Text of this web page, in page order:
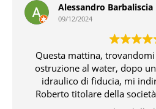
Alessandro Barbaliscia
09/12/2024
Questa mattina, trovandomi
ostruzione al water, dopo un
idraulico di fiducia, mi
Roberto titolare della società
pomeriggio, il suddetto,